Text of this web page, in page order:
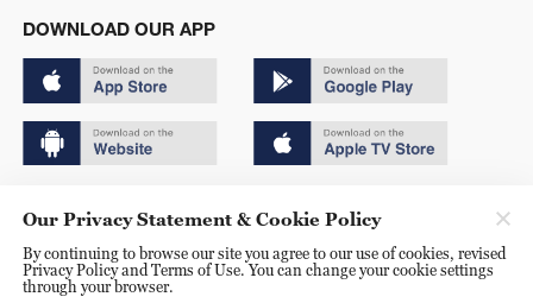
DOWNLOAD OUR APP
京ICP备20000184号
京公网安备 11010502050052号
Our Privacy Statement & Cookie Policy
By continuing to browse our site you agree to our use of cookies, revised
Privacy Policy and Terms of Use. You can change your cookie settings
through your browser.